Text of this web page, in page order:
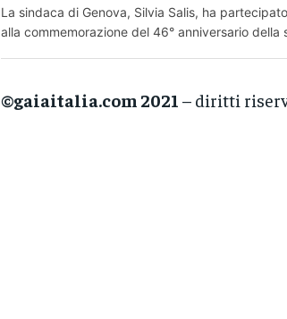
La sindaca di Genova, Silvia Salis, ha
alla commemorazione del 46° anniversario della
©gaiaitalia.com 2021 – diritti